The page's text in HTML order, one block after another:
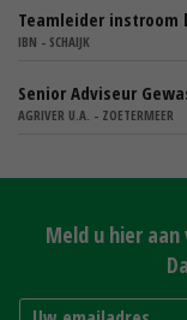
Teamleider instroom
IBN - SCHAIJK
Senior Adviseur
AGRIVER U.A. - ZOETERMEER
Meld u hier